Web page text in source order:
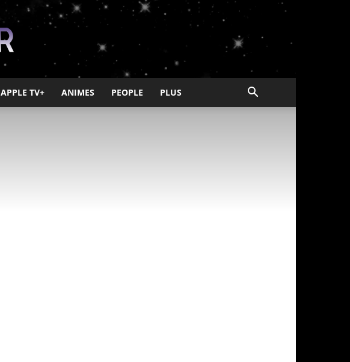
APPLE TV+ ANIMES PEOPLE PLUS